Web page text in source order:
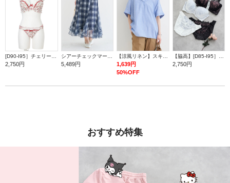
2,750円 5,489円
1,639円
50%OFF
2,750円
おすすめ特集